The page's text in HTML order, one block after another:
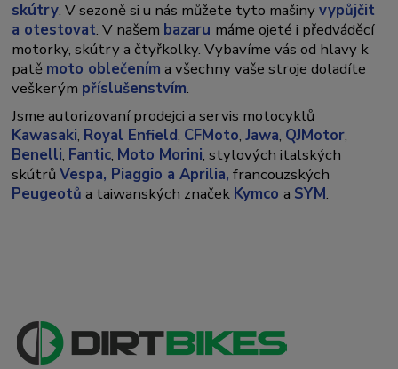
skútry. V sezoně si u nás můžete tyto mašinyvypůjčit
a otestovat. V našem bazaru máme ojeté i předváděcí
motorky, skútry a čtyřkolky. Vybavíme vás od hlavy k
patě moto oblečením a všechny vaše stroje doladíte
veškerým příslušenstvím.
Jsme autorizovaní prodejci a servis motocyklů
Kawasaki, Royal Enfield, CFMoto,Jawa, QJMotor,
Benelli, Fantic, Moto Morini, stylových italských
skútrůVespa, Piaggio a Aprilia, francouzských
Peugeotů a taiwanských značek Kymcoa SYM.